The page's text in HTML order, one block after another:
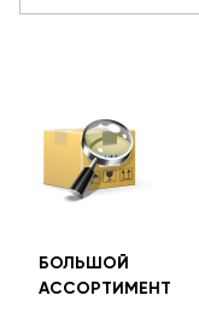
БОЛЬШОЙ
АССОРТИМЕНТ